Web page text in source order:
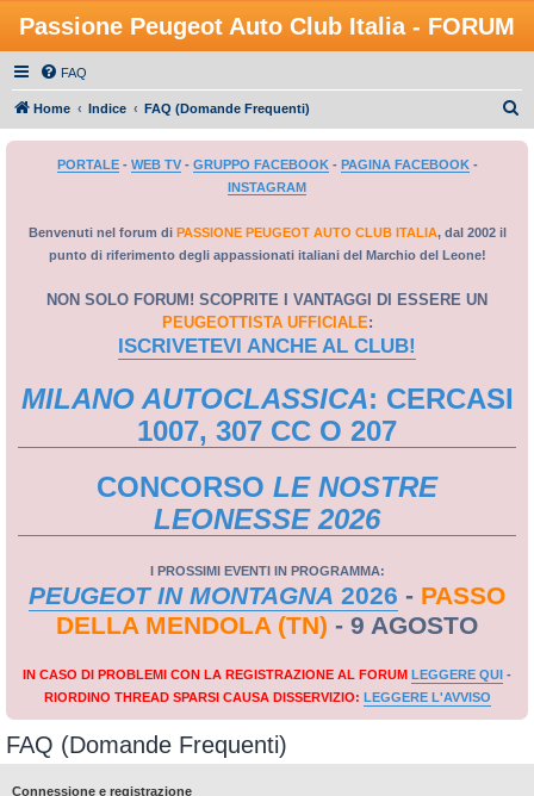
Passione Peugeot Auto Club Italia - FORUM
FAQ
Home Indice FAQ (Domande Frequenti)
PORTALE- WEB TV- GRUPPO FACEBOOK- PAGINA FACEBOOK-
INSTAGRAM
Benvenuti nel forum di PASSIONE PEUGEOT AUTO CLUB ITALIA, dal 2002 il
punto di riferimento degli appassionati italiani del Marchio del Leone!
NON SOLO FORUM! SCOPRITE I VANTAGGI DI ESSERE UN
PEUGEOTTISTA UFFICIALE:
ISCRIVETEVI ANCHE AL CLUB!
MILANO AUTOCLASSICA: CERCASI
1007, 307 CC O 207
CONCORSO LE NOSTRE
LEONESSE 2026
I PROSSIMI EVENTI IN PROGRAMMA:
PEUGEOT IN MONTAGNA 2026 - PASSO
DELLA MENDOLA (TN) - 9 AGOSTO
IN CASO DI PROBLEMI CON LA REGISTRAZIONE AL FORUM LEGGERE QUI -
RIORDINO THREAD SPARSI CAUSA DISSERVIZIO: LEGGERE L'AVVISO
FAQ (Domande Frequenti)
Connessione e registrazione